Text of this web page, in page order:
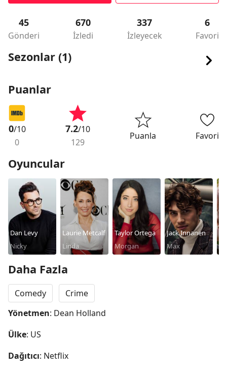
45
Gönderi
670
İzledi
337
İzleyecek
6
Favori
Sezonlar (1)
Puanlar
0/10
0
7.2/10
129
Puanla Favori
Oyuncular
Dan Levy
Nicky
Laurie Metcalf
Linda
Taylor Ortega
Morgan
Jack Innanen
Max
Daha Fazla
Comedy
Crime
Yönetmen: Dean Holland
Ülke: US
Dağıtıcı: Netflix